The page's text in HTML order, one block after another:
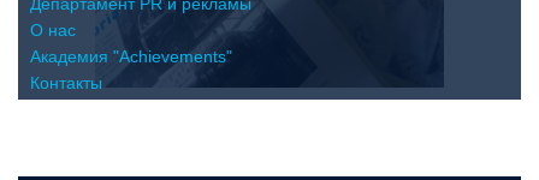
О нас
Академия "Achievements"
Контакты